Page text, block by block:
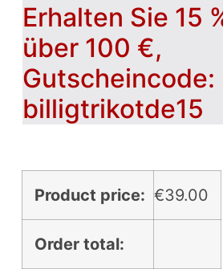
Erhalten Sie 15
über 100 €,
Gutscheincode:
billigtrikotde15
Product price: €39.00
Order total: